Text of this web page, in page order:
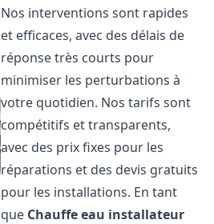
Nos interventions sont rapides
et efficaces, avec des délais de
réponse très courts pour
minimiser les perturbations à
votre quotidien. Nos tarifs sont
compétitifs et transparents,
avec des prix fixes pour les
réparations et des devis gratuits
pour les installations. En tant
que Chauffe eau installateur